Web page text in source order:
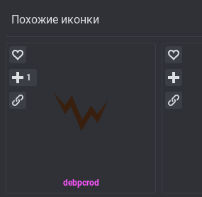
Похожие иконки
debpcrod
1